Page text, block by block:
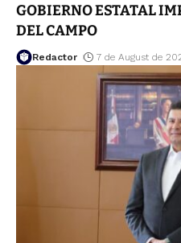
GOBIERNO ESTATAL
DEL CAMPO
Redactor 7 de August de